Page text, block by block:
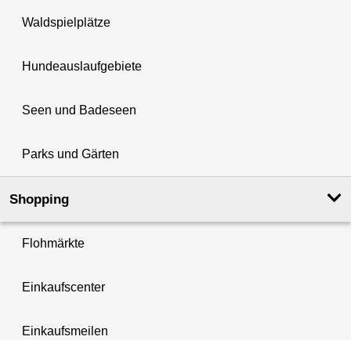
Waldspielplätze
Hundeauslaufgebiete
Seen und Badeseen
Parks und Gärten
Shopping
Flohmärkte
Einkaufscenter
Einkaufsmeilen